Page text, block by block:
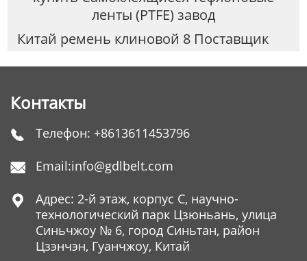
ленты (PTFE) завод
Китай ремень клиновой 8 Поставщик
Контакты
 Телефон: +8613611453796
 Email:info@gdlbelt.com

Адрес: 2-й этаж, корпус C, научно-
технологический парк Цзюньань, улица
Синьчжоу № 6, город Синьтан, район
Цзэнчэн, Гуанчжоу, Китай